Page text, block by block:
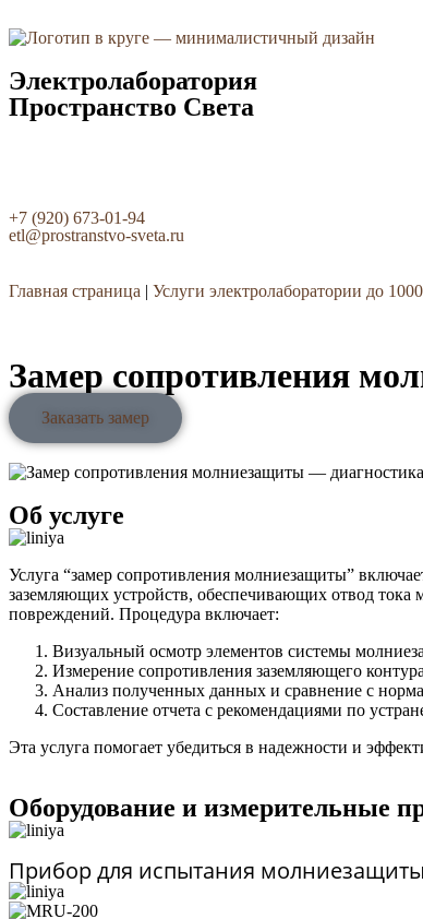
Электролаборатория
Пространство Света
+7 (920) 673-01-94
etl@prostranstvo-sveta.ru
Главная страница | Услуги электролаборатории до
Замер сопротивления
Заказать замер
Об услуге
Услуга “замер сопротивления молниезащиты”
заземляющих устройств, обеспечивающих отвод
повреждений. Процедура включает:
Визуальный осмотр элементов системы
Измерение сопротивления заземляющего
Анализ полученных данных и сравнение с
Составление отчета с рекомендациями по
Эта услуга помогает убедиться в надежности и
Оборудование и измерительные
Прибор для испытания